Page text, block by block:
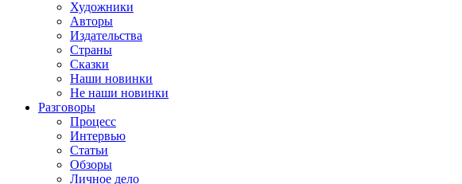
Художники
Авторы
Издательства
Страны
Сказки
Наши новинки
Не наши новинки
Разговоры
Процесс
Интервью
Статьи
Обзоры
Личное дело